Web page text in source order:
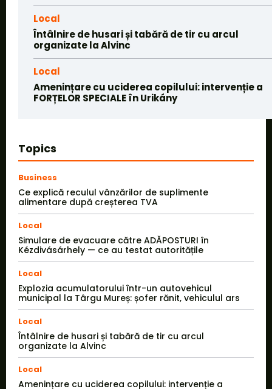
Local
Întâlnire de husari și tabără de tir cu arcul
organizate la Alvinc
Local
Amenințare cu uciderea copilului: intervenție a
FORȚELOR SPECIALE în Urikány
Topics
Business
Ce explică reculul vânzărilor de suplimente
alimentare după creșterea TVA
Local
Simulare de evacuare către ADĂPOSTURI în
Kézdivásárhely — ce au testat autoritățile
Local
Explozia acumulatorului într-un autovehicul
municipal la Târgu Mureș: șofer rănit, vehiculul ars
Local
Întâlnire de husari și tabără de tir cu arcul
organizate la Alvinc
Local
Amenințare cu uciderea copilului: intervenție a